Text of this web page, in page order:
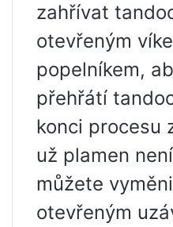
zahřívat
otevřeným
popelníkem,
přehřátí
konci procesu
už plamen
můžete
otevřeným